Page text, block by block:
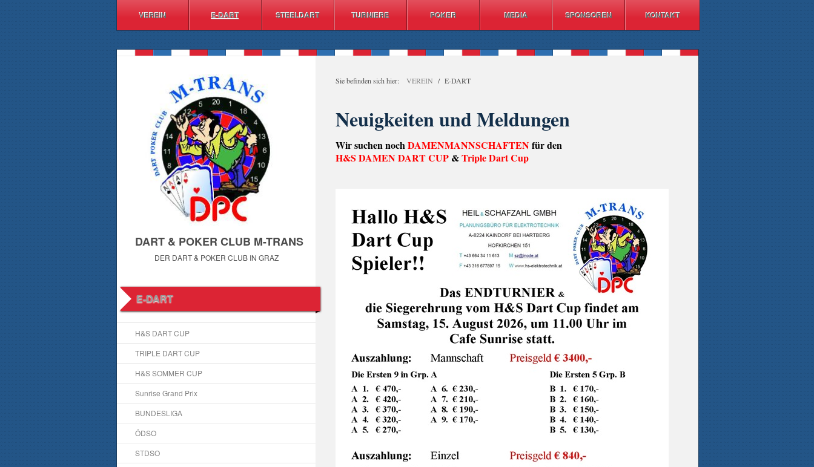
VEREIN E-DART STEELDART TURNIERE POKER MEDIA SPONSOREN KONTAKT
DART & POKER CLUB M-TRANS
DER DART & POKER CLUB IN GRAZ
E-DART
H&S DART CUP
TRIPLE DART CUP
H&S SOMMER CUP
Sunrise Grand Prix
BUNDESLIGA
ÖDSO
STDSO
Sie befinden sich hier: VEREIN / E-DART
Neuigkeiten und Meldungen
Wir suchen nochDAMENMANNSCHAFTEN für den
H&S DAMEN DART CUP &Triple Dart Cup